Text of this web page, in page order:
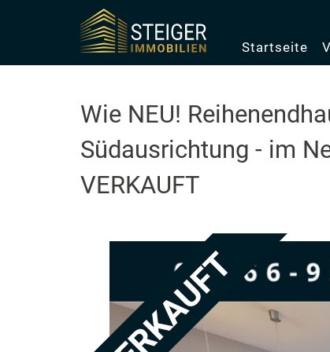
Startseite
Wie NEU!
Südausrichtung - im
VERKAUFT